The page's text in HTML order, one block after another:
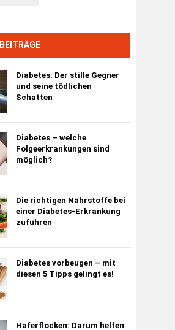
Diabetes: Der stille Gegner
und seine tödlichen
Schatten
Diabetes – welche
Folgeerkrankungen sind
möglich?
Die richtigen Nährstoffe bei
einer Diabetes-Erkrankung
zuführen
Diabetes vorbeugen – mit
diesen 5 Tipps gelingt es!
Haferflocken: Darum helfen